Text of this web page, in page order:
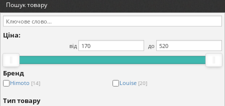
Пошук товару
Ціна:
від до
Бренд
Himoto [14] Louise [20]
Тип товару